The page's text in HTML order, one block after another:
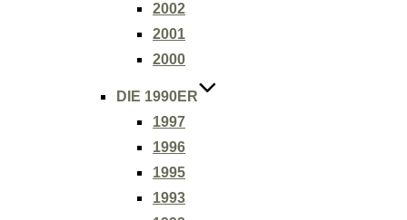
2002
2001
2000
DIE 1990ER
1997
1996
1995
1993